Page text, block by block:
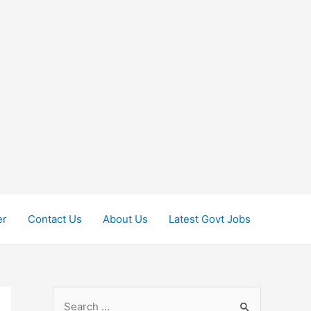
Contact Us About Us Latest Govt Jobs